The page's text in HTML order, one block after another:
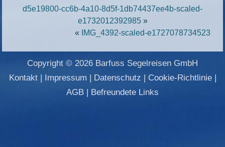
d5e19800-cc6b-4a10-8d5f-1db74437ee4b-scaled-
e1732012392985»
«
IMG_4392-scaled-e1727078734523
Copyright © 2026 Barfuss Segelreisen GmbH
Kontakt| Impressum | Datenschutz | Cookie-Richtlinie|
AGB | Befreundete Links